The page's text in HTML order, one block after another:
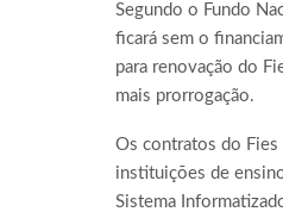
Segundo o Fundo
ficará sem o
para renovação do
mais prorrogação.
Os contratos do Fies
instituições de
Sistema